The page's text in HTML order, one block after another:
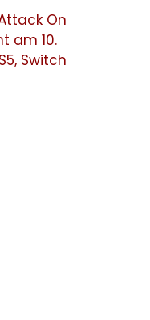
On
am 10.
Switch